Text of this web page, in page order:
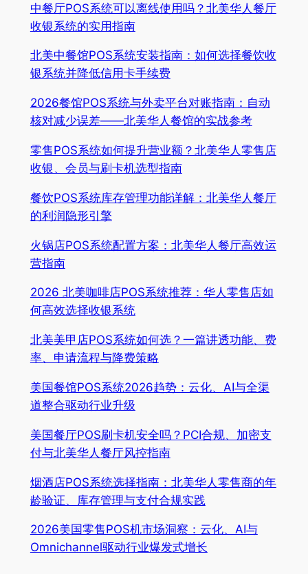
中餐厅POS系统可以离线使用吗？北美华人餐厅
收银系统的实用指南
北美中餐馆POS系统安装指南：如何选择餐饮收
银系统并降低信用卡手续费
2026餐馆POS系统与外卖平台对账指南：自动
核对减少误差——北美华人餐馆的实战参考
零售POS系统如何提升营业额？北美华人零售店
收银、会员与刷卡机选型指南
餐饮POS系统库存管理功能详解：北美华人餐厅
的利润隐形引擎
火锅店POS系统配置方案：北美华人餐厅高效运
营指南
2026 北美咖啡店POS系统推荐：华人零售店如
何高效选择收银系统
北美美甲店POS系统如何选？一篇讲透功能、费
率、申请流程与降费策略
美国餐馆POS系统2026趋势：云化、AI与全渠
道整合驱动行业升级
美国餐厅POS刷卡机安全吗？PCI合规、加密支
付与北美华人餐厅风控指南
烟酒店POS系统选择指南：北美华人零售商的年
龄验证、库存管理与支付合规实践
2026美国零售POS机市场洞察：云化、AI与
Omnichannel驱动行业爆发式增长